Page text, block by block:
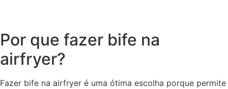
Por que fazer bife na
airfryer?
Fazer bife na airfryer é uma ótima escolha porque permite